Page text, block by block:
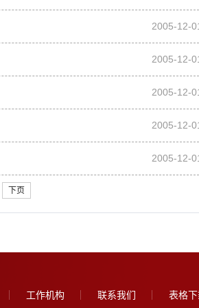
2005-12-
2005-12-
2005-12-
2005-12-
2005-12-
下页
工作机构 联系我们 表格